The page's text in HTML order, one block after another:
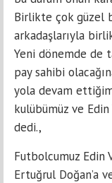
Birlikte çok güzel
arkadaşlarıyla
Yeni dönemde de
pay sahibi
yola devam
kulübümüz ve Edin
dedi.,
Futbolcumuz Edin
Ertuğrul Doğan’a